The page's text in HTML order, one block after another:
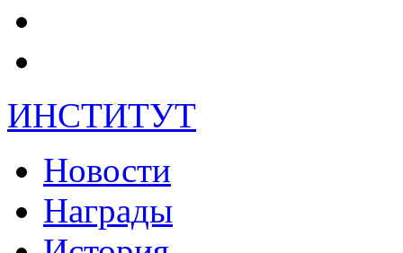
ИНСТИТУТ
Новости
Награды